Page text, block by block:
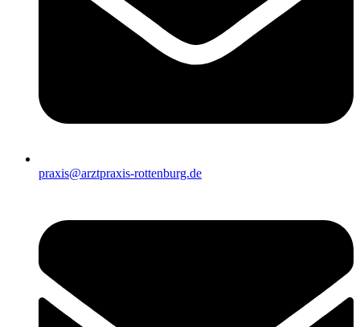
praxis@arztpraxis-rottenburg.de